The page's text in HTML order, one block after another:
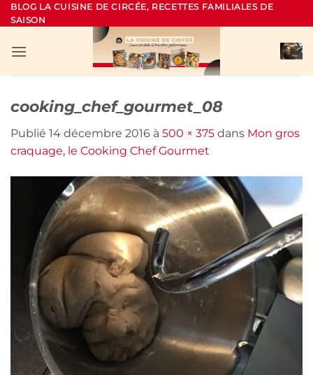
Passer
au
BLOG LA CUISINE DE CIRCÉE, RECETTES FAMILIALES DE
SAISON
cooking_chef_gourmet_08
Publié 14 décembre 2016 à 500 × 375 dans Mon gros
craquage, le Cooking Chef Gourmet